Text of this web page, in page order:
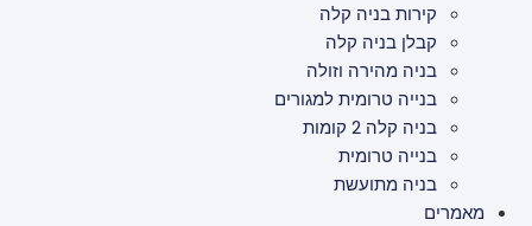
קירות בניה קלה
קבלן בניה קלה
בניה מהירה וזולה
בנייה טרומית למגורים
בניה קלה 2 קומות
בנייה טרומית
בניה מתועשת
מאמרים